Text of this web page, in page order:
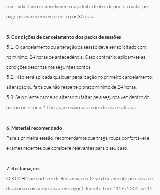
realizada. Caso o cancelamento seja feito dentro do prazo, o valor pré-
pago permanecerá em crédito por 30 dias.
5. Condições de cancelamento dos packs de sessões
5.1. O cancelamento ou alteração da sessão deve ser solicitado com,
no mínimo, 24 horas de antecedência. Caso contrário, aplicam-se as
condições descritas nos seguintes pontos.
5.2. Não será aplicada qualquer penalização no primeiro cancelamento,
alteração ou falta que não respeite o prazo mínimo de 24 horas.
5.3. Se o cliente cancelar, alterar ou faltar pela segunda vez dentro do
período inferior a 24 horas, a sessão será considerada realizada.
​6. Material recomendado
Para a primeira sessão, recomendamos que traga roupa confortável e
exames recentes que considere relevantes para o seu caso.
​​​7. Reclamações
O KOSHA possui Livro de Reclamações. O seu tratamento processa-se
de acordo com a legislação em vigor (Decreto-Lei n.º 156/2005, de 15